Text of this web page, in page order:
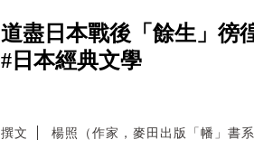
道盡日本戰後「餘生」徬
#日本經典文學
撰文 楊照（作家，麥田出版「幡」書系